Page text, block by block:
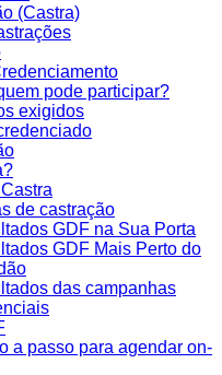
(Castra)
pode participar?
exigidos
de castração
GDF na Sua Porta
GDF Mais Perto do
das campanhas
a passo para agendar on-